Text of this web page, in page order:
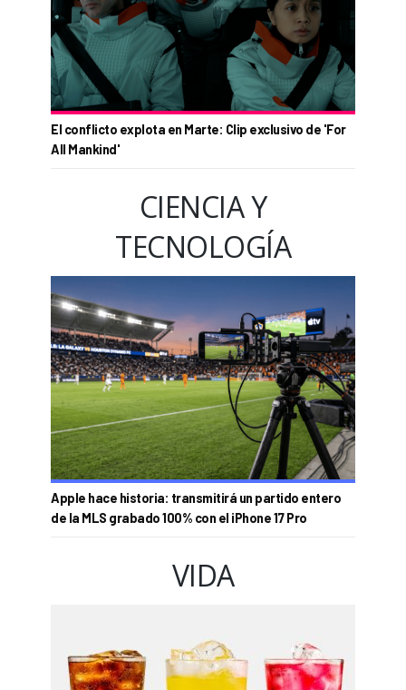
El conflicto explota en Marte: Clip exclusivo de 'For
All Mankind'
CIENCIA Y
TECNOLOGÍA
Apple hace historia: transmitirá un partido entero
de la MLS grabado 100% con el iPhone 17 Pro
VIDA